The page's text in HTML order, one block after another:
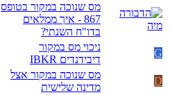
מס שנוכה במקור בטופס
867 - איך ממלאים
בדו"ח השנתי?
G
ניכוי מס במקור
דיבידנדים IBKR
D
מס שנוכה במקור אצל
מדינה שלישית